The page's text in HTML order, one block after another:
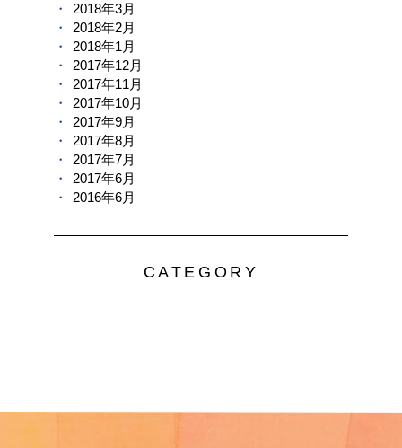
2018年3月
2018年2月
2018年1月
2017年12月
2017年11月
2017年10月
2017年9月
2017年8月
2017年7月
2017年6月
2016年6月
CATEGORY